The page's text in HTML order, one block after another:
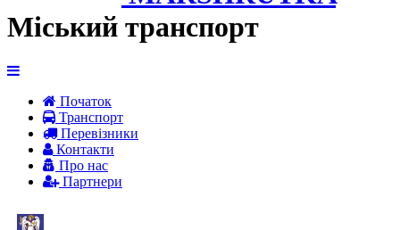
Міський транспорт
Початок
Транспорт
Перевiзники
Контакти
Про нас
Партнери